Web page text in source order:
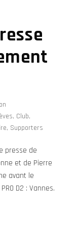
, Club,
, Supporters
presse de
et de Pierre
avant le
D2 : Vannes.